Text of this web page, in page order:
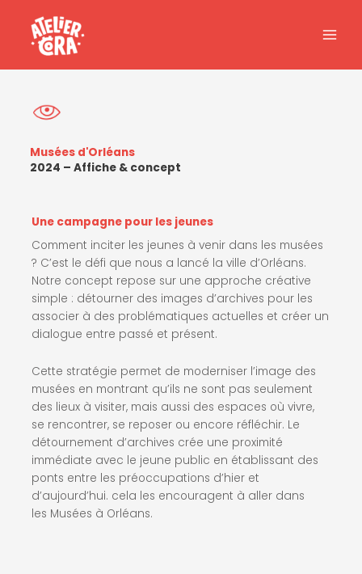
contenu
Musées d'Orléans
2024 – Affiche & concept
Une campagne pour les jeunes
Comment inciter les jeunes à venir dans les musées
? C’est le défi que nous a lancé la ville d’Orléans.
Notre concept repose sur une approche créative
simple : détourner des images d’archives pour les
associer à des problématiques actuelles et créer un
dialogue entre passé et présent.
Cette stratégie permet de moderniser l’image des
musées en montrant qu’ils ne sont pas seulement
des lieux à visiter, mais aussi des espaces où vivre,
se rencontrer, se reposer ou encore réfléchir. Le
détournement d’archives crée une proximité
immédiate avec le jeune public en établissant des
ponts entre les préoccupations d’hier et
d’aujourd’hui. cela les encouragent à aller dans
les Musées à Orléans.